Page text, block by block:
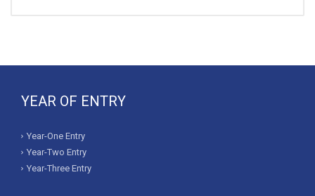
YEAR OF ENTRY
Year-One Entry
Year-Two Entry
Year-Three Entry